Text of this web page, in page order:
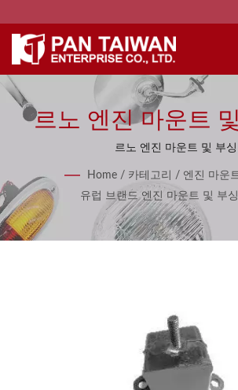
르노 엔진 마운트
르노 엔진 마운트 및 부싱
Home / 카테고리 / 엔진 마운
유럽 브랜드 엔진 마운트 및 부싱